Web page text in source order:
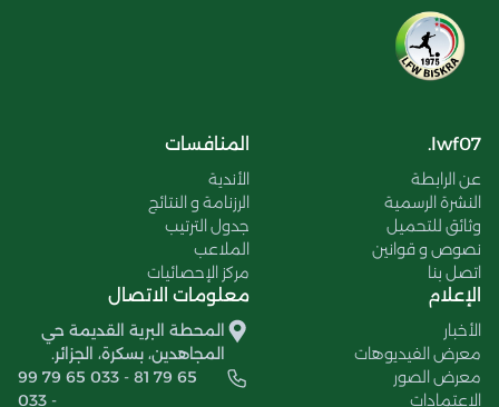
lwf07.
عن الرابطة
النشرة الرسمية
وثائق للتحميل
نصوص و قوانين
اتصل بنا
المنافسات
الأندية
الرزنامة و النتائج
جدول الترتيب
الملاعب
مركز الإحصائيات
الإعلام
الأخبار
معرض الفيديوهات
معرض الصور
الإعتمادات
معلومات الاتصال
المحطة البرية القديمة حي
المجاهدين، بسكرة، الجزائر.
99 79 65 033 - 81 79 65
033 -